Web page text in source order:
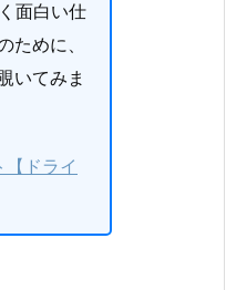
面白い仕
ために、
いてみま
【ドライ